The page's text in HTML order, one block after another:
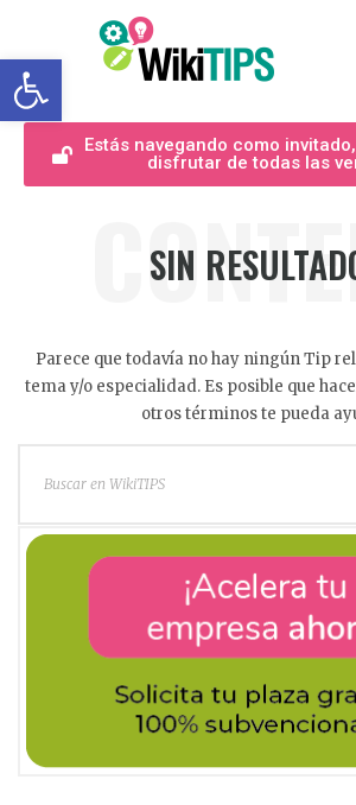
Abrir barra de
Estás navegando como
disfrutar de todas las
SIN
Parece que todavía no hay ningún Tip
tema y/o especialidad. Es posible que
otros términos te pueda